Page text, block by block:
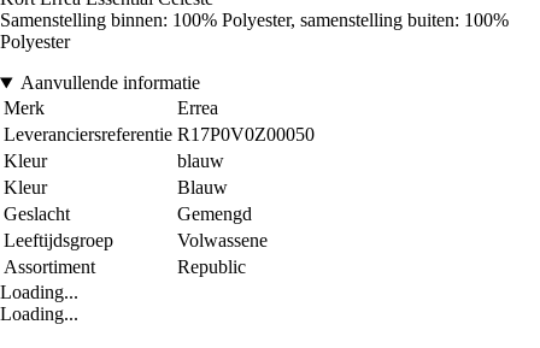
Samenstelling binnen: 100% Polyester, samenstelling buiten: 100%
Polyester
Aanvullende informatie
Merk
Errea
Leveranciersreferentie R17P0V0Z00050
Kleur
blauw
Kleur
Blauw
Geslacht
Gemengd
Leeftijdsgroep
Volwassene
Assortiment
Republic
Loading...
Loading...